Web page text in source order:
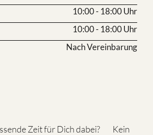
10:00 - 18:00 Uhr
10:00 - 18:00 Uhr
Nach Vereinbarung
Zeit für Dich dabei? Kein